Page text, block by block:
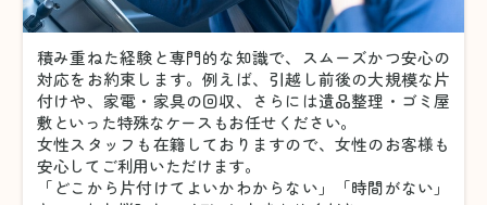
積み重ねた経験と専門的な知識で、スムーズかつ安心の
対応をお約束します。例えば、引越し前後の大規模な片
付けや、家電・家具の回収、さらには遺品整理・ゴミ屋
敷といった特殊なケースもお任せください。
女性スタッフも在籍しておりますので、女性のお客様も
安心してご利用いただけます。
「どこから片付けてよいかわからない」「時間がない」